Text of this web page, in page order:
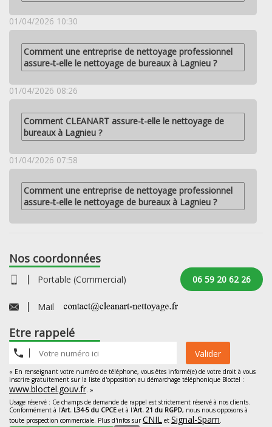
01/04/2026 10:30
Comment une entreprise de nettoyage professionnel
assure-t-elle le nettoyage de bureaux à Lagnieu ?
01/04/2026 08:26
Comment CLEANART assure-t-elle le nettoyage de
bureaux à Lagnieu ?
01/04/2026 07:58
Comment une entreprise de nettoyage professionnel
assure-t-elle le nettoyage de bureaux à Lagnieu ?
Nos coordonnées
Portable (Commercial) 06 59 20 62 26
Mail
Etre rappelé
Valider
« En renseignant votre numéro de téléphone, vous êtes informé(e) de votre droit à vous
inscrire gratuitement sur la liste d'opposition au démarchage téléphonique Bloctel :
www.bloctel.gouv.fr. »
Usage réservé : Ce champs de demande de rappel est strictement réservé à nos clients.
Conformément à l'Art. L34-5 du CPCE et à l'Art. 21 du RGPD, nous nous opposons à
toute prospection commerciale. Plus d'infos surCNIL et Signal-Spam.